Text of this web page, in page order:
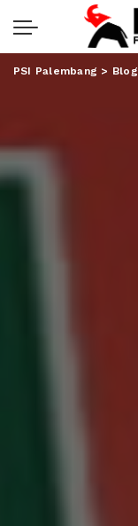
PSI Palembang > Blog